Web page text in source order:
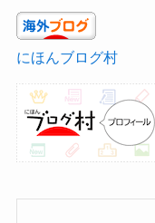
にほんブログ村